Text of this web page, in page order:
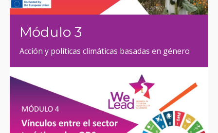
Módulo 3
Acción y políticas climáticas basadas en género